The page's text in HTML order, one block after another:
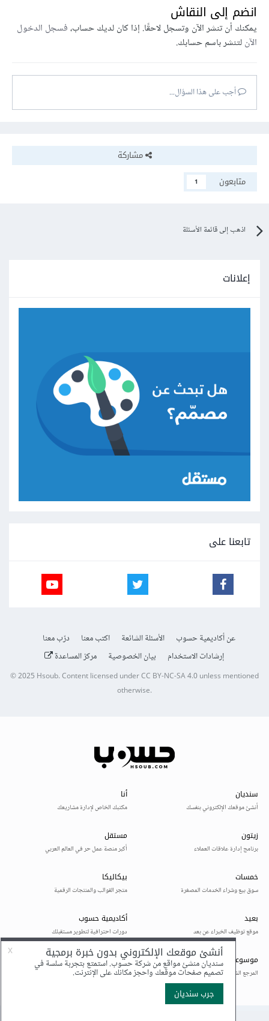
انضم إلى النقاش
يمكنك أن تنشر الآن وتسجل لاحقًا. إذا كان لديك حساب،فسجل الدخول
الآنلتنشر باسم حسابك.
أجب على هذا السؤال...
مشاركة
متابعون
1
اذهب إلى قائمة الأسئلة
إعلانات
تابعنا على
عن أكاديمية حسوب الأسئلة الشائعة اكتب معنا
درّب معنا
إرشادات الاستخدام
بيان الخصوصية مركز المساعدة
© 2025Hsoub.Content licensed underCC BY-NC-SA 4.0unless mentioned
otherwise.